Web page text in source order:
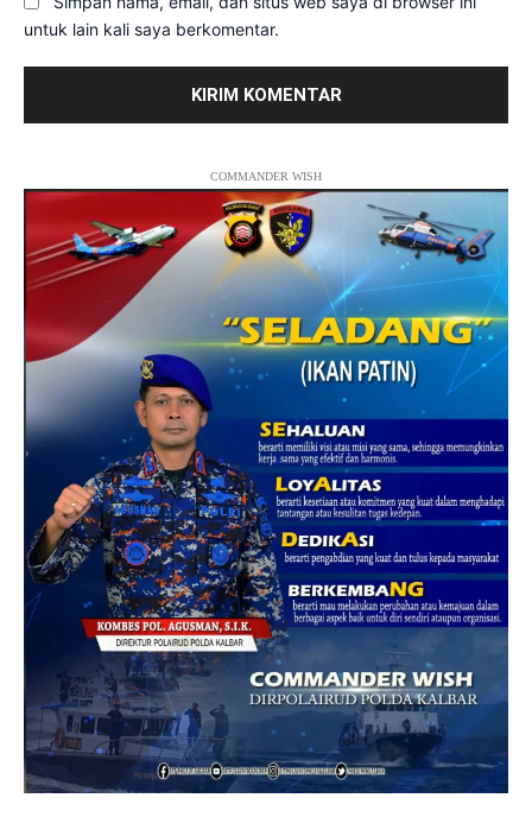
untuk lain kali saya berkomentar.
COMMANDER WISH